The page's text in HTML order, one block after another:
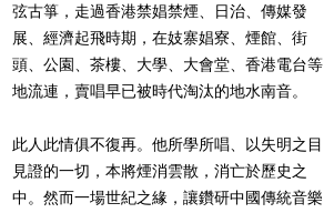
弦古箏，走過香港禁娼禁煙、日治、傳媒發
展、經濟起飛時期，在妓寨娼寮、煙館、街
頭、公園、茶樓、大學、大會堂、香港電台等
地流連，賣唱早已被時代淘汰的地水南音。
此人此情俱不復再。他所學所唱、以失明之目
見證的一切，本將煙消雲散，消亡於歷史之
中。然而一場世紀之緣，讓鑽研中國傳統音樂